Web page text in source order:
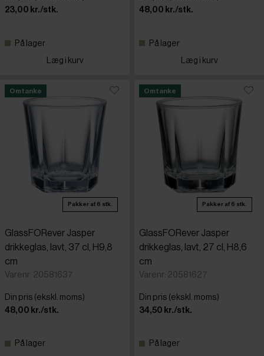
23,00 kr./stk.
På lager
Læg i kurv
48,00 kr./stk.
På lager
Læg i kurv
Omtanke
Pakker af 6 stk.
GlassFORever Jasper
drikkeglas, lavt, 37 cl, H9,8
cm
Varenr: 20581637
Din pris (ekskl. moms)
48,00 kr./stk.
På lager
Omtanke
Pakker af 6 stk.
GlassFORever Jasper
drikkeglas, lavt, 27 cl, H8,6
cm
Varenr: 20581627
Din pris (ekskl. moms)
34,50 kr./stk.
På lager